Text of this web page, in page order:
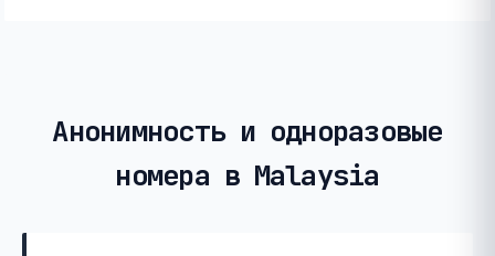
Анонимность и одноразовые
номера в Malaysia